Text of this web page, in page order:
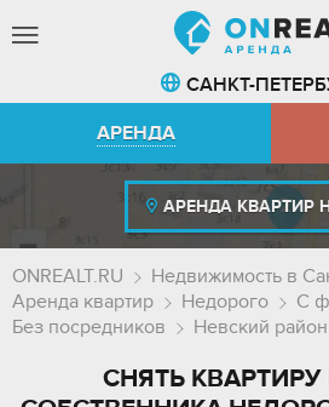
САНКТ-
АРЕНДА
АРЕНДА КВАРТИР
ONREALT.RU
Недвижимость в
Аренда квартир
Недорого
С
Без посредников
Невский район
СНЯТЬ КВАРТИРУ